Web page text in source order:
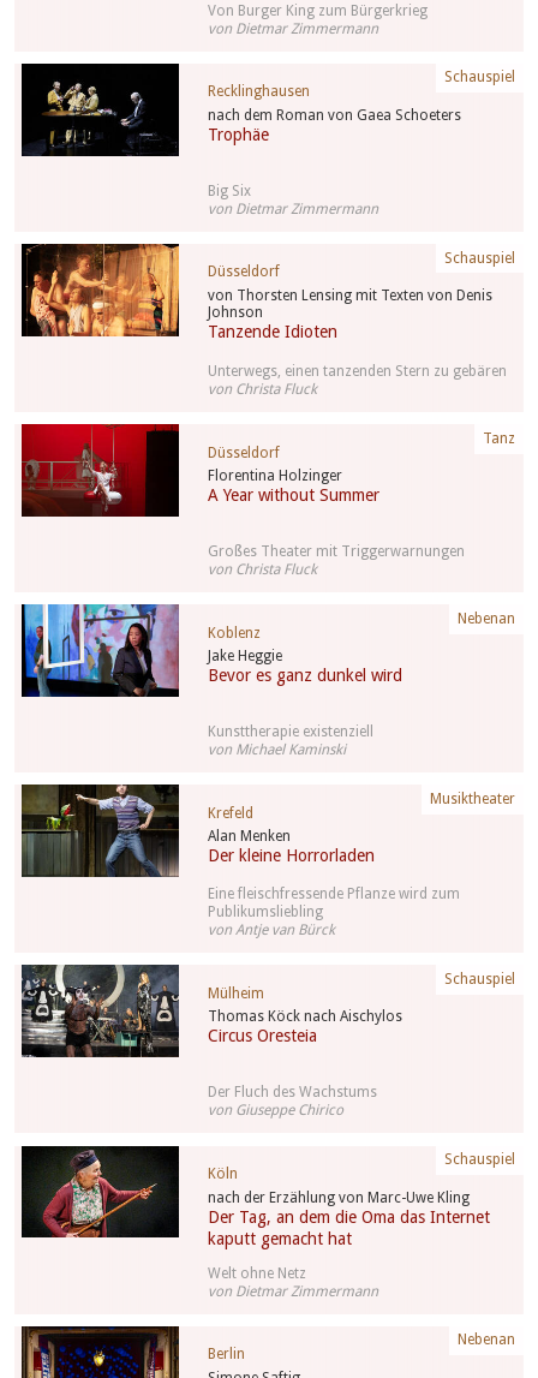
Von Burger King zum Bürgerkrieg
von Dietmar Zimmermann
Schauspiel
nach dem Roman von Gaea Schoeters
Trophäe
Recklinghausen
Big Six
von Dietmar Zimmermann
Schauspiel
von Thorsten Lensing mit Texten von Denis
Johnson
Tanzende Idioten
Düsseldorf
Unterwegs, einen tanzenden Stern zu gebären
von Christa Fluck
Tanz
Florentina Holzinger
A Year without Summer
Düsseldorf
Großes Theater mit Triggerwarnungen
von Christa Fluck
Nebenan
Jake Heggie
Bevor es ganz dunkel wird
Koblenz
Kunsttherapie existenziell
von Michael Kaminski
Musiktheater
Alan Menken
Der kleine Horrorladen
Krefeld
Eine fleischfressende Pflanze wird zum
Publikumsliebling
von Antje van Bürck
Schauspiel
Thomas Köck nach Aischylos
Circus Oresteia
Mülheim
Der Fluch des Wachstums
von Giuseppe Chirico
Schauspiel
nach der Erzählung von Marc-Uwe Kling
Der Tag, an dem die Oma das Internet
kaputt gemacht hat
Köln
Welt ohne Netz
von Dietmar Zimmermann
Nebenan
Berlin